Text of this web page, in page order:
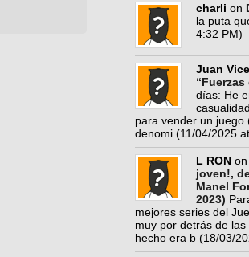
charli on
la puta
4:32 PM)
Juan
“Fuerzas
días: He
para vender un juego
denomi (11/04/2025
L RON on
joven!,
Manel
2023)
mejores series del
muy por detrás de
hecho era b (18/03/